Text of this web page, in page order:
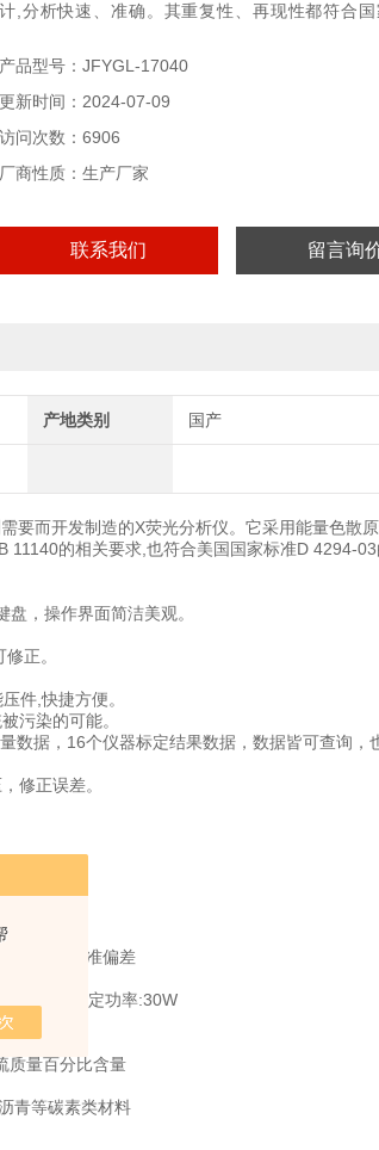
计,分析快速、准确。其重复性、再现性都符合
工生产过程中硫含量的检测,提供了帮助。
产品型号：JFYGL-17040
更新时间：2024-07-09
访问次数：6906
厂商性质：生产厂家
联系我们 留言询
产地类别 国产
要而开发制造的X荧光分析仪。它采用能量色散
的相关要求,也符合美国国家标准D 4294-
，操作界面简洁美观。
正。
件,快捷方便。
污染的可能。
数据，16个仪器标定结果数据，数据皆可查询，
修正误差。
）
均值和标准偏差
50Hz；额定功率:30W
质量百分比含量
青等碳素类材料